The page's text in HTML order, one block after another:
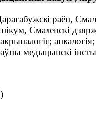
раён,
Смаленскі
анкалогія;
медыцынскі